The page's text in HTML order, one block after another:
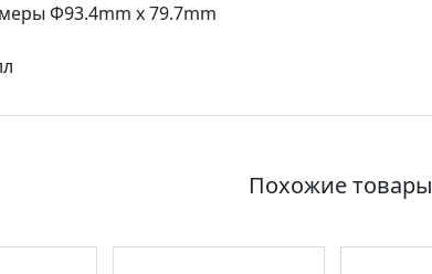
Φ93.4mm x 79.7mm
Похожие товары